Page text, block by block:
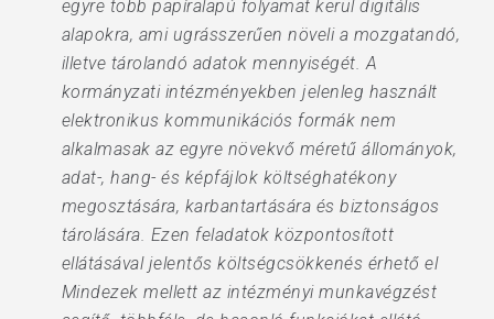
egyre több papíralapú folyamat kerül digitális
alapokra, ami ugrásszerűen növeli a mozgatandó,
illetve tárolandó adatok mennyiségét. A
kormányzati intézményekben jelenleg használt
elektronikus kommunikációs formák nem
alkalmasak az egyre növekvő méretű állományok,
adat-, hang- és képfájlok költséghatékony
megosztására, karbantartására és biztonságos
tárolására. Ezen feladatok központosított
ellátásával jelentős költségcsökkenés érhető el
Mindezek mellett az intézményi munkavégzést